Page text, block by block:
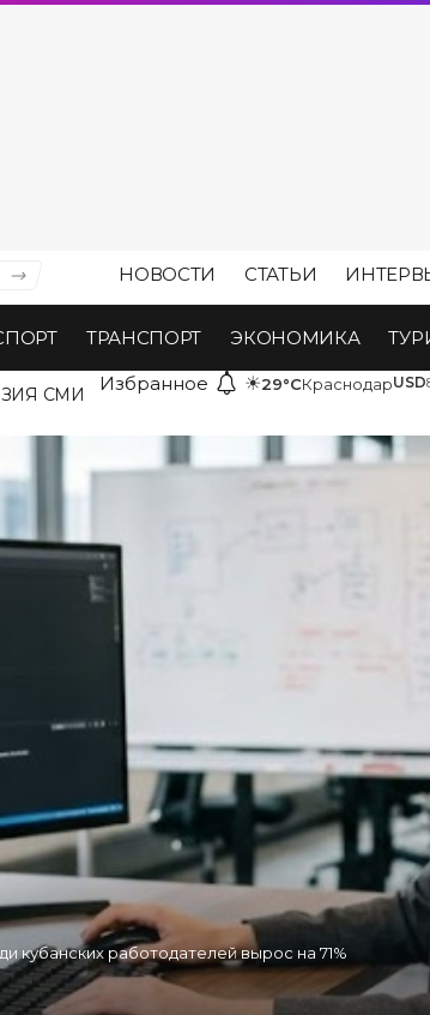
НОВОСТИ СТАТЬИ
ТРАНСПОРТ ЭКОНОМИКА
СМИ Избранное ☀29°CКраснодарUSD
кубанских работодателей вырос на 71%